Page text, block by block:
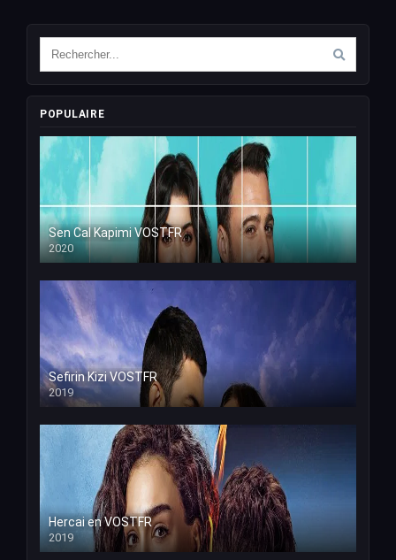
POPULAIRE
Sen Cal Kapimi VOSTFR
2020
Sefirin Kizi VOSTFR
2019
Hercai en VOSTFR
2019